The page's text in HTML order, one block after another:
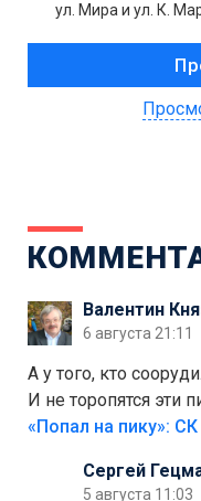
ул. Мира и ул. К.
Валентин
6 августа 21:11
А у того, кто
И не торопятся эти
Сергей
5 августа 11:03